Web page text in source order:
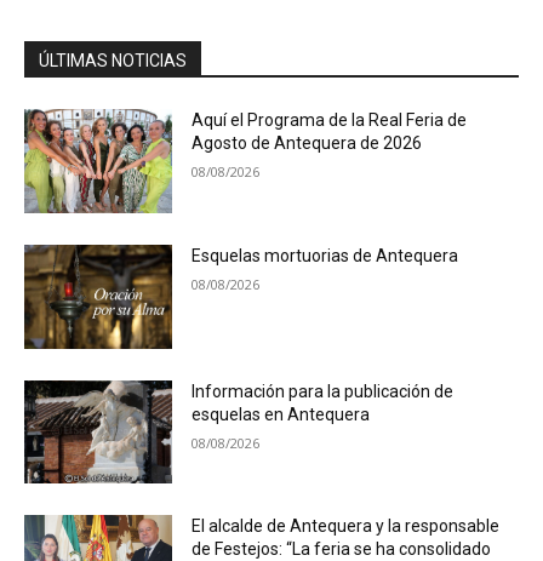
ÚLTIMAS NOTICIAS
Aquí el Programa de la Real Feria de
Agosto de Antequera de 2026
08/08/2026
Esquelas mortuorias de Antequera
08/08/2026
Información para la publicación de
esquelas en Antequera
08/08/2026
El alcalde de Antequera y la responsable
de Festejos: “La feria se ha consolidado